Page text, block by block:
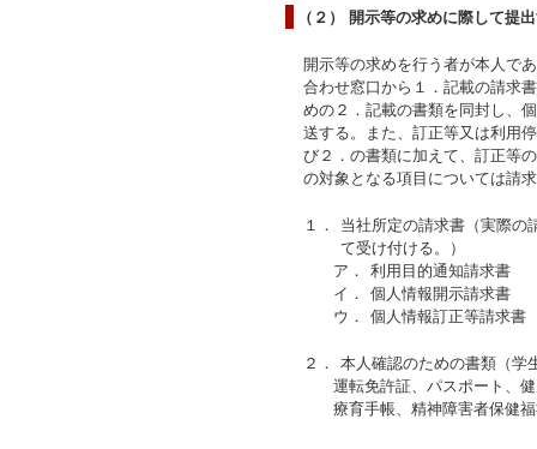
（２） 開示等の求めに際して提
開示等の求めを行う者が本人で
合わせ窓口から１．記載の請求
めの２．記載の書類を同封し、
送する。また、訂正等又は利用
び２．の書類に加えて、訂正等
の対象となる項目については請
１．
当社所定の請求書（実際の
て受け付ける。）
ア．
利用目的通知請求書
イ．
個人情報開示請求書
ウ．
個人情報訂正等請求書
２．
本人確認のための書類（学
運転免許証、パスポート、
療育手帳、精神障害者保健